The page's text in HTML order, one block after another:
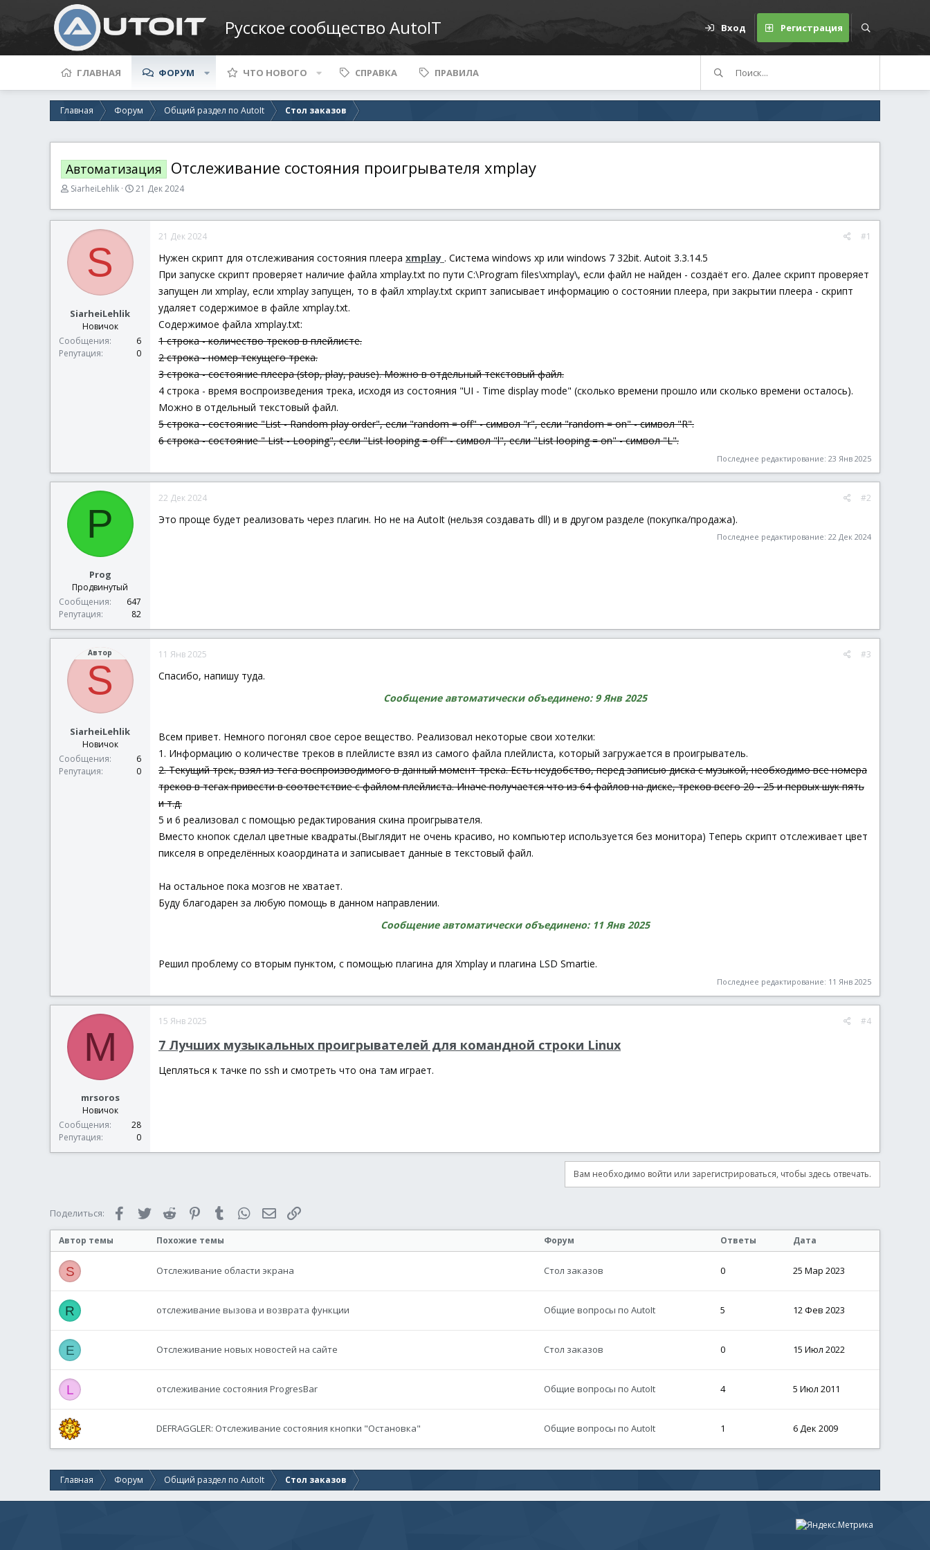
Русское сообщество AutoIT Вход Регистрация
ГЛАВНАЯ ФОРУМ ЧТО НОВОГО СПРАВКА ПРАВИЛА
Главная Форум Общий раздел по AutoIt Стол заказов
Автоматизация Отслеживание состояния проигрывателя xmplay
А
т
т
м
ы
SiarheiLehlik
Д
т
21 Дек 2024
S
SiarheiLehlik
Новичок
Сообщения
6
Репутация
0
21 Дек 2024 #1
Нужен скрипт для отслеживания состояния плеера xmplay . Система windows xp или windows 7 32bit. Autoit 3.3.14.5
При запуске скрипт проверяет наличие файла xmplay.txt по пути C:\Program files\xmplay\, если файл не найден - создаёт его. Далее скрипт проверяет
запущен ли xmplay, если xmplay запущен, то в файл xmplay.txt скрипт записывает информацию о состоянии плеера, при закрытии плеера - скрипт
удаляет содержимое в файле xmplay.txt.
Содержимое файла xmplay.txt:
1 строка - количество треков в плейлисте.
2 строка - номер текущего трека.
3 строка - состояние плеера (stop, play, pause). Можно в отдельный текстовый файл.
4 строка - время воспроизведения трека, исходя из состояния "UI - Time display mode" (сколько времени прошло или сколько времени осталось).
Можно в отдельный текстовый файл.
5 строка - состояние "List - Random play order", если "random = off" - символ "r", если "random = on" - символ "R".
6 строка - состояние " List - Looping", если "List looping = off" - символ "l", если "List looping = on" - символ "L".
Последнее редактирование: 23 Янв 2025
P
Prog
Продвинутый
Сообщения
647
Репутация
82
22 Дек 2024 #2
Это проще будет реализовать через плагин. Но не на AutoIt (нельзя создавать dll) и в другом разделе (покупка/продажа).
Последнее редактирование: 22 Дек 2024
Автор
S
SiarheiLehlik
Новичок
Сообщения
6
Репутация
0
11 Янв 2025 #3
Спасибо, напишу туда.
Сообщение автоматически объединено: 9 Янв 2025
Всем привет. Немного погонял свое серое вещество. Реализовал некоторые свои хотелки:
1. Информацию о количестве треков в плейлисте взял из самого файла плейлиста, который загружается в проигрыватель.
2. Текущий трек, взял из тега воспроизводимого в данный момент трека. Есть неудобство, перед записью диска с музыкой, необходимо все номера
треков в тегах привести в соответствие с файлом плейлиста. Иначе получается что из 64 файлов на диске, треков всего 20 - 25 и первых шук пять
и т.д.
5 и 6 реализовал с помощью редактирования скина проигрывателя.
Вместо кнопок сделал цветные квадраты.(Выглядит не очень красиво, но компьютер используется без монитора) Теперь скрипт отслеживает цвет
пикселя в определённых коаордината и записывает данные в текстовый файл.
На остальное пока мозгов не хватает.
Буду благодарен за любую помощь в данном направлении.
Сообщение автоматически объединено: 11 Янв 2025
Решил проблему со вторым пунктом, с помощью плагина для Xmplay и плагина LSD Smartie.
Последнее редактирование: 11 Янв 2025
M
mrsoros
Новичок
Сообщения
28
Репутация
0
15 Янв 2025 #4
7 Лучших музыкальных проигрывателей для командной строки Linux
Цепляться к тачке по ssh и смотреть что она там играет.
Вам необходимо войти или зарегистрироваться, чтобы здесь отвечать.
Поделиться: FacebookTwitter Reddit PinterestTumblr WhatsAppЭлектронная почта
Автор темы Похожие темы Форум Ответы Дата
S Отслеживание области экрана Стол заказов 0 25 Мар 2023
R отслеживание вызова и возврата функции Общие вопросы по AutoIt 5 12 Фев 2023
E Отслеживание новых новостей на сайте Стол заказов 0 15 Июл 2022
L отслеживание состояния ProgresBar Общие вопросы по AutoIt 4 5 Июл 2011
DEFRAGGLER: Отслеживание состояния кнопки "Остановка" Общие вопросы по AutoIt 1 6 Дек 2009
Главная Форум Общий раздел по AutoIt Стол заказов